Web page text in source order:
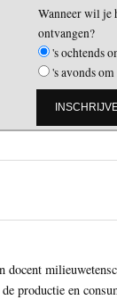
Wanneer wil je
ontvangen?
's ochtends
's avonds
docent
productie en